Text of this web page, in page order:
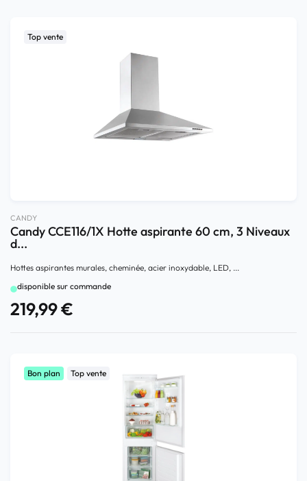
Top vente
CANDY
Candy CCE116/1X Hotte aspirante 60 cm, 3 Niveaux
d...
Hottes aspirantes murales, cheminée, acier inoxydable, LED, ...
disponible sur commande
219,99€
Bon plan Top vente